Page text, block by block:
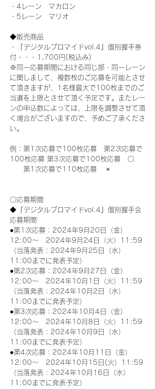
・4レーン　マカロン
・5レーン　マリオ
◆販売商品
・『デジタルブロマイドvol.4』個別握手券
付・・・1,700円(税込み)
※同一応募期間における同じ部・同一レーン
に関しまして、複数枚のご応募を可能とさせ
て頂きますが、1名様最大で100枚までのご
当選を上限とさせて頂く予定です。またレー
ンの申込数によっては、上限を調整させて頂
く場合がございますので、予めご了承くださ
い。
例：第1次応募で100枚応募　第2次応募で
100枚応募 第3次応募で100枚応募　〇
第1次応募で110枚応募　 ×
〇応募期間
◆『デジタルブロマイドvol.4』個別握手会
応募期間
●第1次応募：2024年9月20日（金）
12:00～　2024年9月24日（火）11:59
（当落発表：2024年9月25日（水）
11:00までに発表予定）
●第2次応募：2024年9月27日（金）
12:00～　2024年10月1日（火）11:59
（当落発表：2024年10月2日（水）
11:00までに発表予定）
●第3次応募：2024年10月4日（金）
12:00～　2024年10月8日（火）11:59
（当落発表：2024年10月9日（水）
11:00までに発表予定）
●第4次応募：2024年10月11日（金）
12:00～　2024年10月15日(火）11:59
（当落発表：2024年10月16日（水）
11:00までに発表予定）